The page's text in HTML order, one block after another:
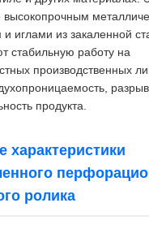
иглами из закаленной
стабильную работу на
производственных
продукта.
характеристики
ролика